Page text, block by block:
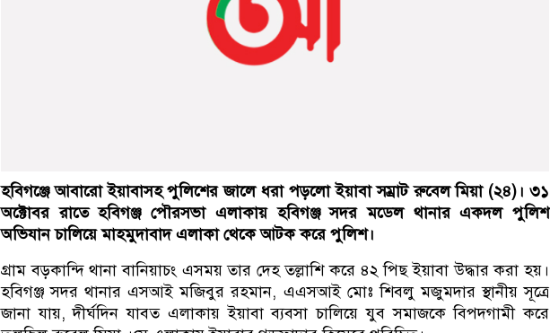
হবিগঞ্জে আবারো ইয়াবাসহ পুলিশের জালে ধরা পড়লো ইয়াবা সম্রাট রুবেল মিয়া (২৪)। ৩১
অক্টোবর রাতে হবিগঞ্জ পৌরসভা এলাকায় হবিগঞ্জ সদর মডেল থানার একদল পুলিশ
অভিযান চালিয়ে মাহমুদাবাদ এলাকা থেকে আটক করে পুলিশ।
গ্রাম বড়কান্দি থানা বানিয়াচং এসময় তার দেহ তল্লাশি করে ৪২ পিছ ইয়াবা উদ্ধার করা হয়।
হবিগঞ্জ সদর থানার এসআই মজিবুর রহমান, এএসআই মোঃ শিবলু মজুমদার স্থানীয় সূত্রে
জানা যায়, দীর্ঘদিন যাবত এলাকায় ইয়াবা ব্যবসা চালিয়ে যুব সমাজকে বিপদগামী করে